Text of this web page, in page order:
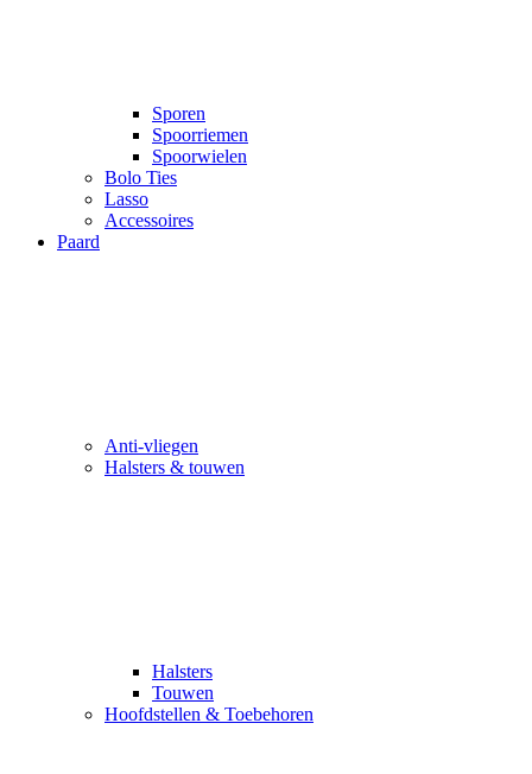
Sporen
Spoorriemen
Spoorwielen
Bolo Ties
Lasso
Accessoires
Paard
Anti-vliegen
Halsters & touwen
Halsters
Touwen
Hoofdstellen & Toebehoren